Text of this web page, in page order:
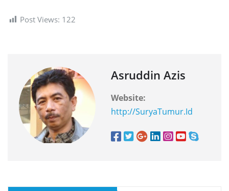
Post Views: 122
Asruddin Azis
Website:
http://SuryaTumur.Id